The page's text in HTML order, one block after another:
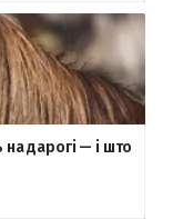
на дарогі — і што